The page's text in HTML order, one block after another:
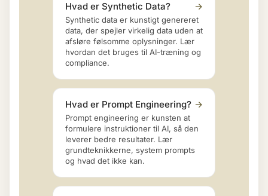
Hvad er Synthetic Data? →
Synthetic data er kunstigt genereret
data, der spejler virkelig data uden at
afsløre følsomme oplysninger. Lær
hvordan det bruges til AI-træning og
compliance.
Hvad er Prompt Engineering? →
Prompt engineering er kunsten at
formulere instruktioner til AI, så den
leverer bedre resultater. Lær
grundteknikkerne, system prompts
og hvad det ikke kan.